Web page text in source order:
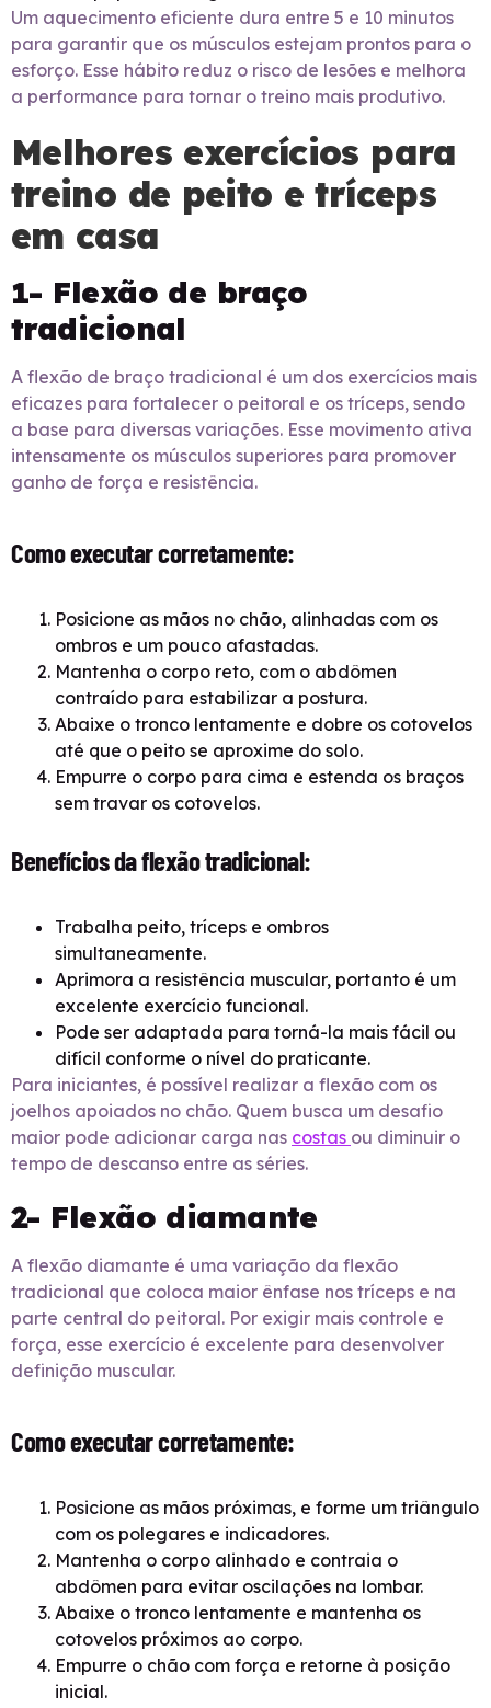
Um aquecimento eficiente dura entre 5 e 10 minutos
para garantir que os músculos estejam prontos para o
esforço. Esse hábito reduz o risco de lesões e melhora
a performance para tornar o treino mais produtivo.
Melhores exercícios para
treino de peito e tríceps
em casa
1- Flexão de braço
tradicional
A flexão de braço tradicional é um dos exercícios mais
eficazes para fortalecer o peitoral e os tríceps, sendo
a base para diversas variações. Esse movimento ativa
intensamente os músculos superiores para promover
ganho de força e resistência.
Como executar corretamente:
Posicione as mãos no chão, alinhadas com os
ombros e um pouco afastadas.
Mantenha o corpo reto, com o abdômen
contraído para estabilizar a postura.
Abaixe o tronco lentamente e dobre os cotovelos
até que o peito se aproxime do solo.
Empurre o corpo para cima e estenda os braços
sem travar os cotovelos.
Benefícios da flexão tradicional:
Trabalha peito, tríceps e ombros
simultaneamente.
Aprimora a resistência muscular, portanto é um
excelente exercício funcional.
Pode ser adaptada para torná-la mais fácil ou
difícil conforme o nível do praticante.
Para iniciantes, é possível realizar a flexão com os
joelhos apoiados no chão. Quem busca um desafio
maior pode adicionar carga nas costas ou diminuir o
tempo de descanso entre as séries.
2- Flexão diamante
A flexão diamante é uma variação da flexão
tradicional que coloca maior ênfase nos tríceps e na
parte central do peitoral. Por exigir mais controle e
força, esse exercício é excelente para desenvolver
definição muscular.
Como executar corretamente:
Posicione as mãos próximas, e forme um triângulo
com os polegares e indicadores.
Mantenha o corpo alinhado e contraia o
abdômen para evitar oscilações na lombar.
Abaixe o tronco lentamente e mantenha os
cotovelos próximos ao corpo.
Empurre o chão com força e retorne à posição
inicial.